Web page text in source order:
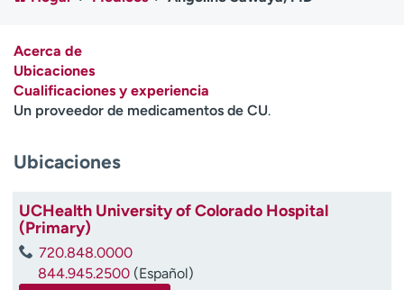
Ready. Set. CO.
Ensayos clínicos
Atención a medios de
comunicación
Contáctenos Noticias e historias
A
d
m
Acerca de
Ubicaciones
Cualificaciones y experiencia
Un proveedor de medicamentos de CU.
Ubicaciones
UCHealth University of Colorado Hospital
(Primary)
720.848.0000
844.945.2500 (Español)